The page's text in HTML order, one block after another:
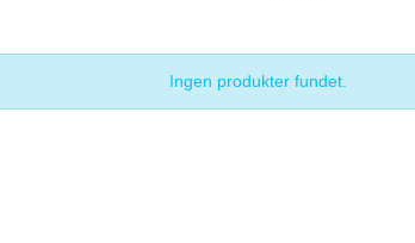
Ingen produkter fundet.